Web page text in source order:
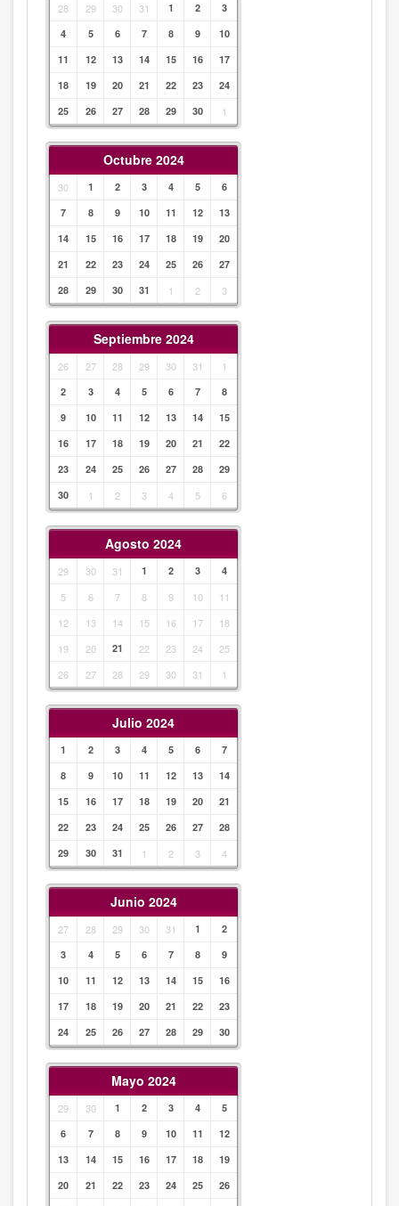
28 29 30 31 1 2
3
4
5 6 7 8 9
10
11
12 13 14 15 16
17
18
19 20 21 22 23
24
25
26 27 28 29 30 1
Octubre 2024
30 1 2 3 4 5
6
7
8 9 10 11 12
13
14
15 16 17 18 19
20
21
22 23 24 25 26
27
28
29 30 31 1 2 3
Septiembre 2024
26 27 28 29 30 31 1
2 3 4 5 6 7
8
9
10 11 12 13 14
15
16
17 18 19 20 21
22
23
24 25 26 27 28
29
30
1 2 3 4 5 6
Agosto 2024
29 30 31 1 2 3 4
5 6 7 8 9 10
11
12
13 14 15 16 17
18
19
20 21 22 23 24
25
26
27 28 29 30 31 1
Julio 2024
1 2 3 4 5 6
7
8
9 10 11 12 13
14
15
16 17 18 19 20
21
22
23 24 25 26 27
28
29
30 31 1 2 3 4
Junio 2024
27 28 29 30 31 1
2
3
4 5 6 7 8
9
10
11 12 13 14 15
16
17
18 19 20 21 22
23
24
25 26 27 28 29 30
Mayo 2024
29 30 1 2 3 4
5
6
7 8 9 10 11
12
13
14 15 16 17 18
19
20
21 22 23 24 25
26